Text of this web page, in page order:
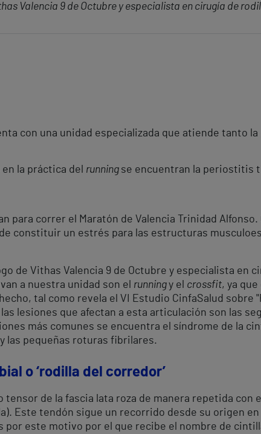
Valencia 9 de Octubre y especialista en cirugía de
con una unidad especializada que atiende tanto
la práctica del running se encuentran la periostitis
para correr el Maratón de Valencia Trinidad
constituir un estrés para las estructuras
de Vithas Valencia 9 de Octubre y especialista en
a nuestra unidad son el runningy el crossfit, ya
tal como revela el VI Estudio CinfaSalud sobre
lesiones que afectan a esta articulación son las
más comunes se encuentra el síndrome de la
las pequeñas roturas fibrilares.
o ‘rodilla del corredor’
tensor de la fascia lata roza de manera repetida con
Este tendón sigue un recorrido desde su origen
por este motivo por el que recibe el nombre de